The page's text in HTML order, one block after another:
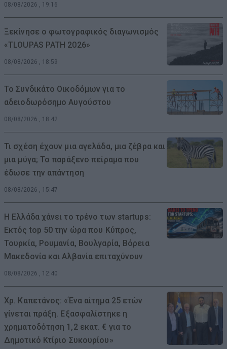
08/08/2026 , 19:16
Ξεκίνησε ο φωτογραφικός διαγωνισμός
«TLOUPAS PATH 2026»
08/08/2026 , 18:59
Το Συνδικάτο Οικοδόμων για το
αδειοδωρόσημο Αυγούστου
08/08/2026 , 18:42
Τι σχέση έχουν μια αγελάδα, μια ζέβρα και
μια μύγα; Το παράξενο πείραμα που
έδωσε την απάντηση
08/08/2026 , 15:47
Η Ελλάδα χάνει το τρένο των startups:
Εκτός top 50 την ώρα που Κύπρος,
Τουρκία, Ρουμανία, Βουλγαρία, Βόρεια
Μακεδονία και Αλβανία επιταχύνουν
08/08/2026 , 12:40
Χρ. Καπετάνος: «Ένα αίτημα 25 ετών
γίνεται πράξη. Εξασφαλίστηκε η
χρηματοδότηση 1,2 εκατ. € για το
Δημοτικό Κτίριο Συκουρίου»